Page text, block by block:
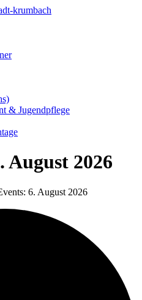
& Jugendpflege
August 2026
6. August 2026